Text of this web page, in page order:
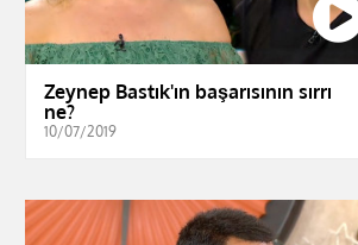
Zeynep Bastık'ın başarısının sırrı
ne?
10/07/2019